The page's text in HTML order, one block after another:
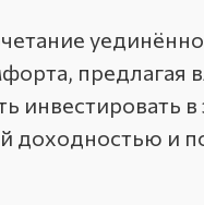
предлагая
инвестировать
доходностью и